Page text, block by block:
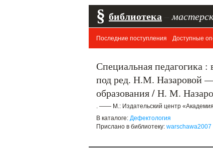
§ библиотека
Последние поступления Доступные
Специальная педагогика
под ред. Н.М. Назаровой —
образования / Н. М.
. —— М.: Издательский центр
В каталоге: Дефектология
Прислано в библиотеку: warschawa2007